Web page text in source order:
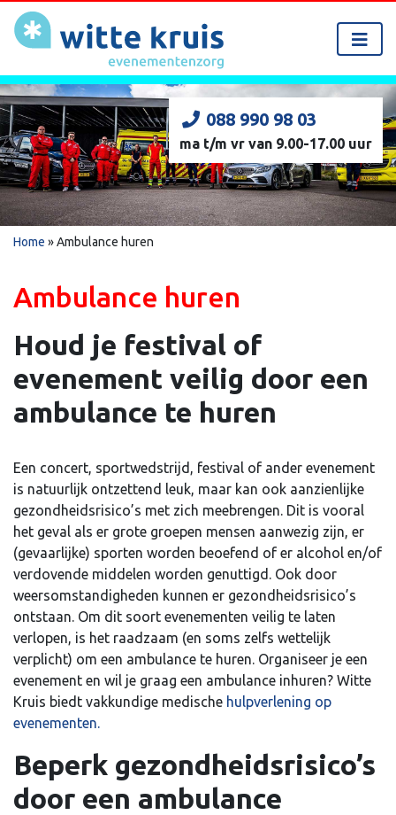
088 990 98 03
ma t/m vr van 9.00-17.00 uur
Home »Ambulance huren
Ambulance huren
Houd je festival of
evenement veilig door een
ambulance te huren
Een concert, sportwedstrijd, festival of ander evenement
is natuurlijk ontzettend leuk, maar kan ook aanzienlijke
gezondheidsrisico’s met zich meebrengen. Dit is vooral
het geval als er grote groepen mensen aanwezig zijn, er
(gevaarlijke) sporten worden beoefend of er alcohol en/of
verdovende middelen worden genuttigd. Ook door
weersomstandigheden kunnen er gezondheidsrisico’s
ontstaan. Om dit soort evenementen veilig te laten
verlopen, is het raadzaam (en soms zelfs wettelijk
verplicht) om een ambulance te huren. Organiseer je een
evenement en wil je graag een ambulance inhuren? Witte
Kruis biedt vakkundige medische hulpverlening op
evenementen.
Beperk gezondheidsrisico’s
door een ambulance